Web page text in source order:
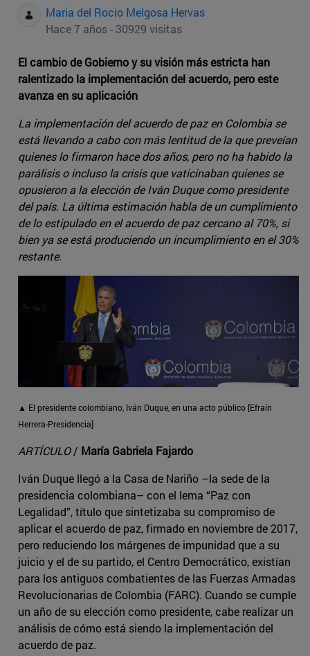
Maria del Rocio Melgosa Hervas
Hace 7 años - 30929 visitas
El cambio de Gobierno y su visión más estricta han
ralentizado la implementación del acuerdo, pero este
avanza en su aplicación
La implementación del acuerdo de paz en Colombia se
está llevando a cabo con más lentitud de la que preveían
quienes lo firmaron hace dos años, pero no ha habido la
parálisis o incluso la crisis que vaticinaban quienes se
opusieron a la elección de Iván Duque como presidente
del país. La última estimación habla de un cumplimiento
de lo estipulado en el acuerdo de paz cercano al 70%, si
bien ya se está produciendo un incumplimiento en el 30%
restante.
▲ El presidente colombiano, Iván Duque, en una acto público [Efraín
Herrera-Presidencia]
ARTÍCULO/ María Gabriela Fajardo
Iván Duque llegó a la Casa de Nariño –la sede de la
presidencia colombiana– con el lema “Paz con
Legalidad”, título que sintetizaba su compromiso de
aplicar el acuerdo de paz, firmado en noviembre de 2017,
pero reduciendo los márgenes de impunidad que a su
juicio y el de su partido, el Centro Democrático, existían
para los antiguos combatientes de las Fuerzas Armadas
Revolucionarias de Colombia (FARC). Cuando se cumple
un año de su elección como presidente, cabe realizar un
análisis de cómo está siendo la implementación del
acuerdo de paz.